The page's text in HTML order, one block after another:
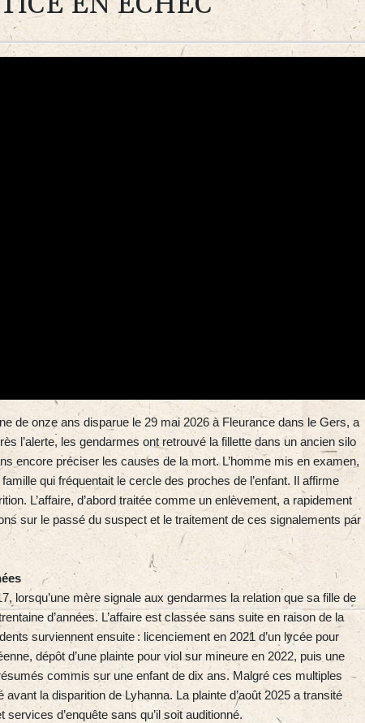
de onze ans disparue le 29 mai 2026 à Fleurance dans le Gers, a
l’alerte, les gendarmes ont retrouvé la fillette dans un ancien silo
encore préciser les causes de la mort. L’homme mis en examen,
qui fréquentait le cercle des proches de l’enfant. Il affirme
L’affaire, d’abord traitée comme un enlèvement, a rapidement
sur le passé du suspect et le traitement de ces signalements par
lorsqu’une mère signale aux gendarmes la relation que sa fille de
d’années. L’affaire est classée sans suite en raison de la
surviennent ensuite : licenciement en 2021 d’un lycée pour
dépôt d’une plainte pour viol sur mineure en 2022, puis une
commis sur une enfant de dix ans. Malgré ces multiples
la disparition de Lyhanna. La plainte d’août 2025 a transité
d’enquête sans qu’il soit auditionné.